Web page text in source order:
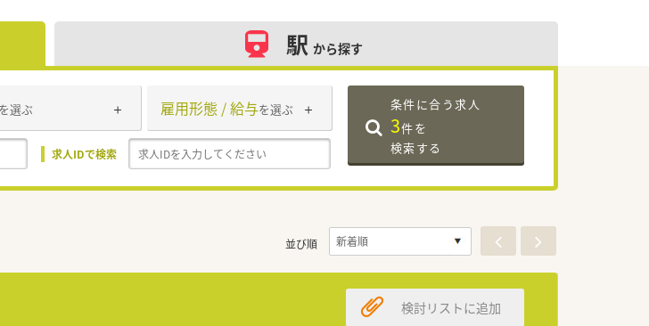
駅 から探す
を選ぶ 雇用形態 / 給与を選ぶ
求人IDで検索
条件に合う求人
3件を
検索する
並び順
検討リストに追加